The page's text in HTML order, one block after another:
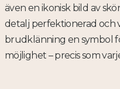
även en ikonisk bild av
detalj perfektionerad och
brudklänning en symbol
möjlighet – precis som